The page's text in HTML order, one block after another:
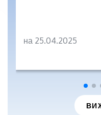
на 25.04.2025